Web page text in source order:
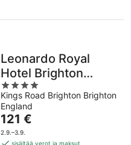
Leonardo Royal
Hotel Brighton
Waterfront
4
out
of
5
Kings Road Brighton Brighton
England
Hinta
on
121 €
121 €
2.9.–3.9.
sisältää verot ja maksut